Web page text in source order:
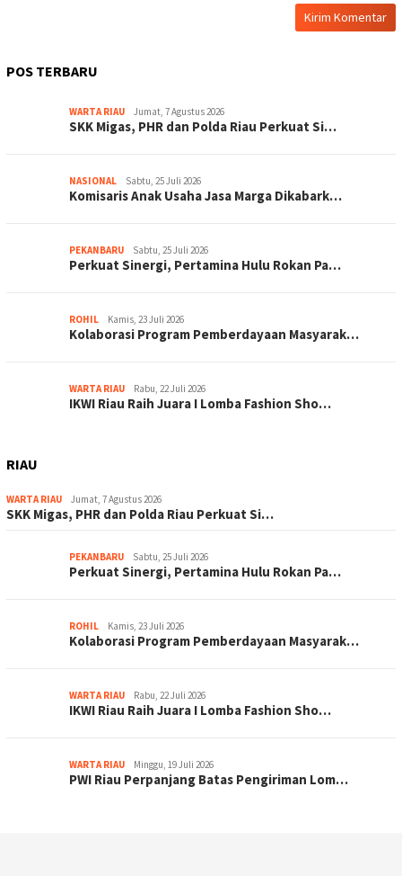
POS TERBARU
WARTA RIAU Jumat, 7 Agustus 2026
SKK Migas, PHR dan Polda Riau Perkuat Si…
NASIONAL Sabtu, 25 Juli 2026
Komisaris Anak Usaha Jasa Marga Dikabark…
PEKANBARU Sabtu, 25 Juli 2026
Perkuat Sinergi, Pertamina Hulu Rokan Pa…
ROHIL Kamis, 23 Juli 2026
Kolaborasi Program Pemberdayaan Masyarak…
WARTA RIAU Rabu, 22 Juli 2026
IKWI Riau Raih Juara I Lomba Fashion Sho…
RIAU
WARTA RIAU Jumat, 7 Agustus 2026
SKK Migas, PHR dan Polda Riau Perkuat Si…
PEKANBARU Sabtu, 25 Juli 2026
Perkuat Sinergi, Pertamina Hulu Rokan Pa…
ROHIL Kamis, 23 Juli 2026
Kolaborasi Program Pemberdayaan Masyarak…
WARTA RIAU Rabu, 22 Juli 2026
IKWI Riau Raih Juara I Lomba Fashion Sho…
WARTA RIAU Minggu, 19 Juli 2026
PWI Riau Perpanjang Batas Pengiriman Lom…